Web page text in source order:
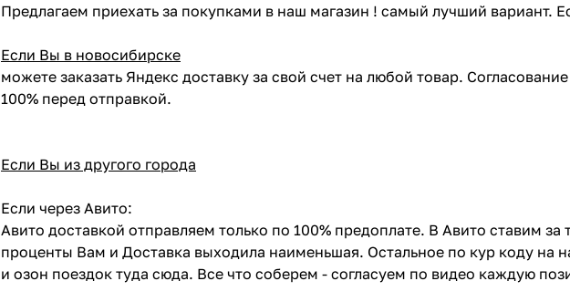
Предлагаем приехать за покупками в наш магазин ! самый лучший вариант.
Если Вы в новосибирске
можете заказать Яндекс доставку за свой счет на любой товар.
100% перед отправкой.
Если Вы из другого города
Если через Авито:
Авито доставкой отправляем только по 100% предоплате. В Авито ставим
проценты Вам и Доставка выходила наименьшая. Остальное по кур коду
и озон поездок туда сюда. Все что соберем - согласуем по видео каждую